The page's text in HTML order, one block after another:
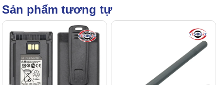
Sản phẩm tương tự